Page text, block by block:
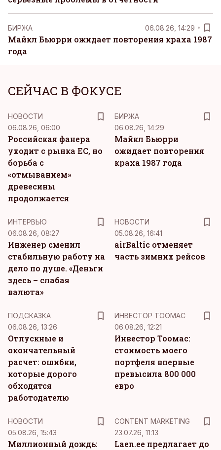
БИРЖА 06.08.26, 14:29
Майкл Бьюрри ожидает повторения краха 1987
года
СЕЙЧАС В ФОКУСЕ
НОВОСТИ
06.08.26, 06:00
Российская фанера
уходит с рынка ЕС, но
борьба с
«отмыванием»
древесины
продолжается
БИРЖА
06.08.26, 14:29
Майкл Бьюрри
ожидает повторения
краха 1987 года
ИНТЕРВЬЮ
06.08.26, 08:27
Инженер сменил
стабильную работу на
дело по душе. «Деньги
здесь – слабая
валюта»
НОВОСТИ
05.08.26, 16:41
airBaltic отменяет
часть зимних рейсов
ПОДСКАЗКА
06.08.26, 13:26
Отпускные и
окончательный
расчет: ошибки,
которые дорого
обходятся
работодателю
ИНВЕСТОР ТООМАС
06.08.26, 12:21
Инвестор Тоомас:
стоимость моего
портфеля впервые
превысила 800 000
евро
НОВОСТИ
05.08.26, 15:43
Миллионный дождь:
CONTENT MARKETING
23.07.26, 11:13
Laen.ee предлагает до